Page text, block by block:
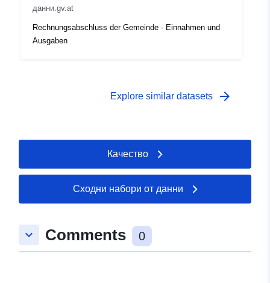
данни.gv.at
Rechnungsabschluss der Gemeinde - Einnahmen und
Ausgaben
Explore similar datasets arrow_forward
Качество
Сходни набори от данни
keyboard_arrow_down Comments 0